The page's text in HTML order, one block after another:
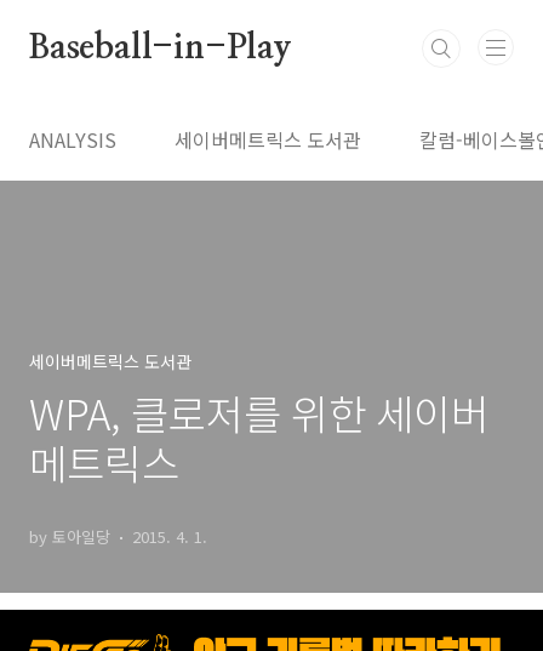
Baseball-in-Play
ANALYSIS 세이버메트릭스 도서관 칼럼-베이스볼
세이버메트릭스 도서관
WPA, 클로저를 위한 세이버
메트릭스
by 토아일당 2015. 4. 1.